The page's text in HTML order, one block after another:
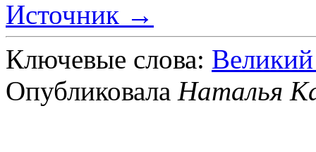
Источник →
Ключевые слова:
Опубликовала Наталья